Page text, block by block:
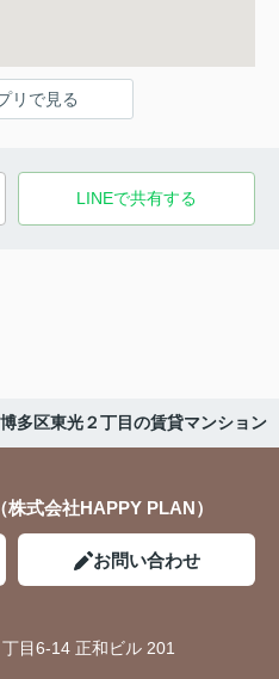
リで見る
LINEで共有する
多区東光２丁目の賃貸マンション
式会社HAPPY PLAN）
お問い合わせ
目6-14 正和ビル 201